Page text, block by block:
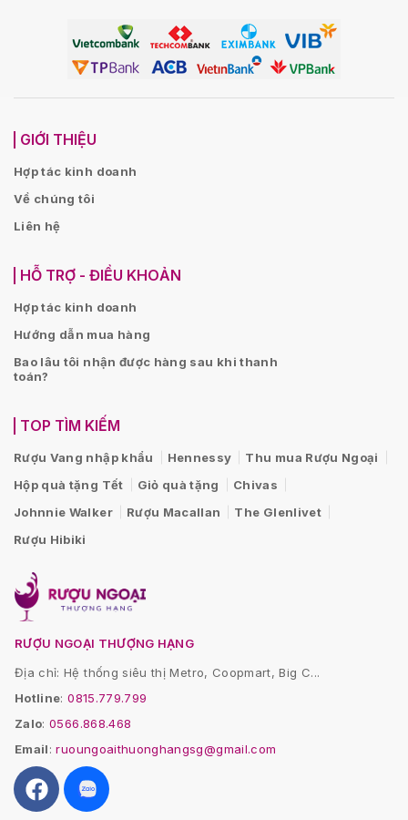
GIỚI THIỆU
Hợp tác kinh doanh
Về chúng tôi
Liên hệ
HỖ TRỢ - ĐIỀU KHOẢN
Hợp tác kinh doanh
Hướng dẫn mua hàng
Bao lâu tôi nhận được hàng sau khi thanh
toán?
TOP TÌM KIẾM
Rượu Vang nhập khẩu Hennessy
Thu mua Rượu Ngoại
Hộp quà tặng Tết
Giỏ quà tặng
Chivas
Johnnie Walker
Rượu Macallan
The Glenlivet
Rượu Hibiki
RƯỢU NGOẠI THƯỢNG HẠNG
Địa chỉ: Hệ thống siêu thị Metro, Coopmart, Big C...
Hotline:0815.779.799
Zalo:0566.868.468
Email:ruoungoaithuonghangsg@gmail.com